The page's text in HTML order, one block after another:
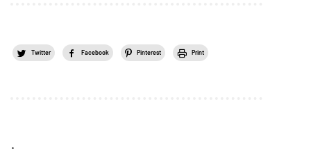
Twitter Facebook Pinterest Print
.